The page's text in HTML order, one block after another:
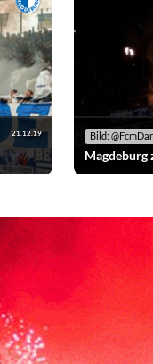
21.12.19 Bild:
Magdeburg